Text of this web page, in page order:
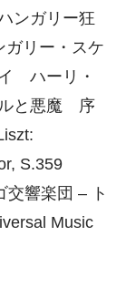
ンガリー狂
リー・スケ
ハーリ・
と悪魔 序
S.359
響楽団 – ト
Music